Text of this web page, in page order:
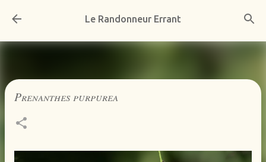
Accéder au contenu principal
Le Randonneur Errant
Prenanthes purpurea